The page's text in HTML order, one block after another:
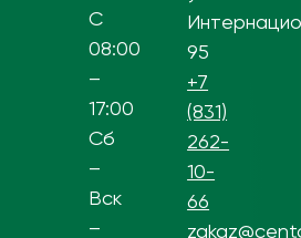
С
08:00
–
17:00
Сб
–
Вск
–
95
+7
(831)
262-
10-
66